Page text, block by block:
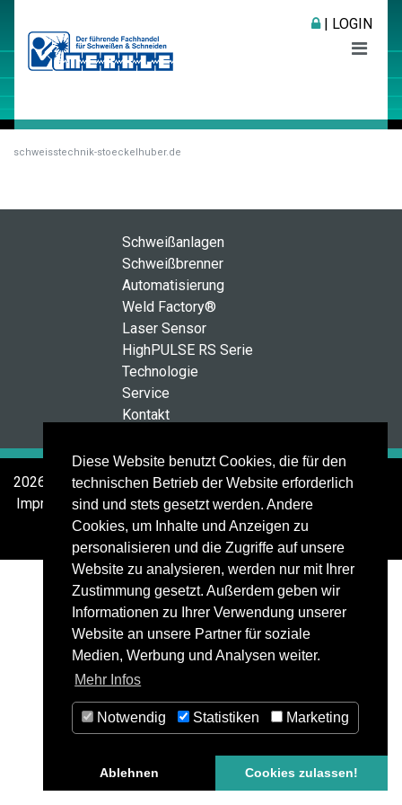
Diese Website benutzt Cookies, die für den
technischen Betrieb der Website erforderlich
sind und stets gesetzt werden. Andere
Cookies, um Inhalte und Anzeigen zu
personalisieren und die Zugriffe auf unsere
Website zu analysieren, werden nur mit Ihrer
Zustimmung gesetzt. Außerdem geben wir
Informationen zu Ihrer Verwendung unserer
Website an unsere Partner für soziale
Medien, Werbung und Analysen weiter.
Mehr Infos
Notwendig Statistiken Marketing
Ablehnen Cookies zulassen!
| LOGIN
schweisstechnik-stoeckelhuber.de
Schweißanlagen
Schweißbrenner
Automatisierung
Weld Factory®
Laser Sensor
HighPULSE RS Serie
Technologie
Service
Kontakt
2026 © Stoeckelhuber + MERKLE GmbH
Impressum Datenschutz AGB